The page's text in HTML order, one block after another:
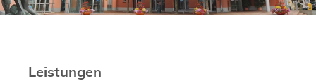
Leistungen